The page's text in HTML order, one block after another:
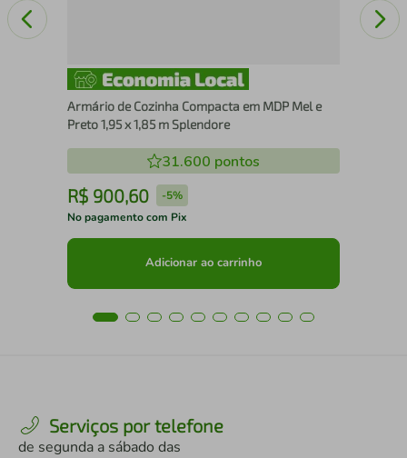
Armário de Cozinha Compacta em MDP Mel e
Preto 1,95 x 1,85 m Splendore
31.600 pontos
R$ 900,60 -5%
No pagamento com Pix
Adicionar ao carrinho
Serviços por telefone
de segunda a sábado das